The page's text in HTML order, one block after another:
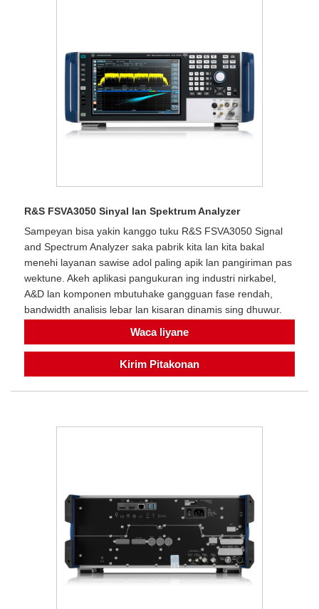
R&S FSVA3050 Sinyal lan Spektrum Analyzer
Sampeyan bisa yakin kanggo tuku R&S FSVA3050 Signal
and Spectrum Analyzer saka pabrik kita lan kita bakal
menehi layanan sawise adol paling apik lan pangiriman pas
wektune. Akeh aplikasi pangukuran ing industri nirkabel,
A&D lan komponen mbutuhake gangguan fase rendah,
bandwidth analisis lebar lan kisaran dinamis sing dhuwur.
Waca liyane
Kirim Pitakonan